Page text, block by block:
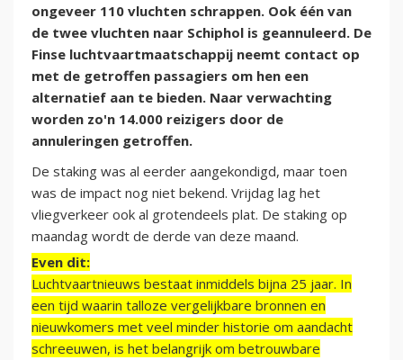
ongeveer 110 vluchten schrappen. Ook één van
de twee vluchten naar Schiphol is geannuleerd. De
Finse luchtvaartmaatschappij neemt contact op
met de getroffen passagiers om hen een
alternatief aan te bieden. Naar verwachting
worden zo'n 14.000 reizigers door de
annuleringen getroffen.
De staking was al eerder aangekondigd, maar toen
was de impact nog niet bekend. Vrijdag lag het
vliegverkeer ook al grotendeels plat. De staking op
maandag wordt de derde van deze maand.
Even dit:
Luchtvaartnieuws bestaat inmiddels bijna 25 jaar. In
een tijd waarin talloze vergelijkbare bronnen en
nieuwkomers met veel minder historie om aandacht
schreeuwen, is het belangrijk om betrouwbare